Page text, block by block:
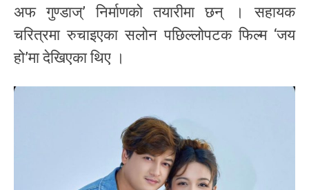
अफ गुण्डाज्’ निर्माणको तयारीमा छन् । सहायक
चरित्रमा रुचाइएका सलोन पछिल्लोपटक फिल्म ‘जय
हो’मा देखिएका थिए ।